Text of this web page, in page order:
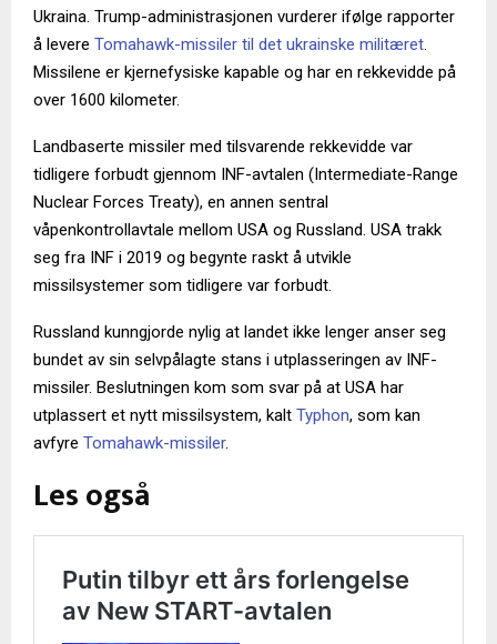
Ukraina. Trump-administrasjonen vurderer ifølge rapporter
å levere Tomahawk-missiler til det ukrainske militæret.
Missilene er kjernefysiske kapable og har en rekkevidde på
over 1600 kilometer.
Landbaserte missiler med tilsvarende rekkevidde var
tidligere forbudt gjennom INF-avtalen (Intermediate-Range
Nuclear Forces Treaty), en annen sentral
våpenkontrollavtale mellom USA og Russland. USA trakk
seg fra INF i 2019 og begynte raskt å utvikle
missilsystemer som tidligere var forbudt.
Russland kunngjorde nylig at landet ikke lenger anser seg
bundet av sin selvpålagte stans i utplasseringen av INF-
missiler. Beslutningen kom som svar på at USA har
utplassert et nytt missilsystem, kalt Typhon, som kan
avfyre Tomahawk-missiler.
Les også